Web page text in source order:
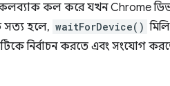
কলব্যাক কল করে যখন Chrome
সত্য হলে, waitForDevice()
নির্বাচন করতে এবং সংযোগ